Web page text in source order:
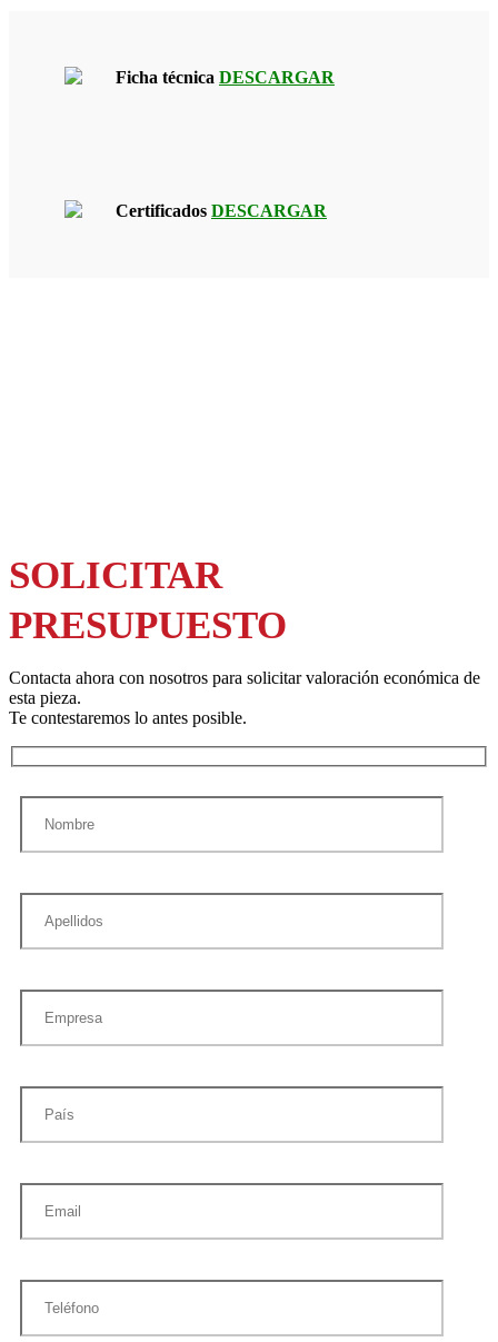
Ficha técnica DESCARGAR
Certificados DESCARGAR
SOLICITAR
PRESUPUESTO
Contacta ahora con nosotros para solicitar valoración económica de
esta pieza.
Te contestaremos lo antes posible.